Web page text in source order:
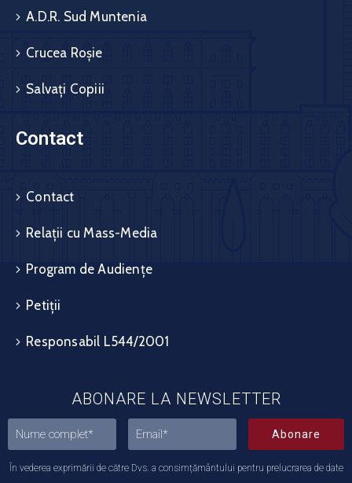
A.D.R. Sud Muntenia
Crucea Roșie
Salvați Copiii
Contact
Contact
Relații cu Mass-Media
Program de Audiențe
Petiții
Responsabil L544/2001
ABONARE LA NEWSLETTER
Abonare
În vederea exprimării de către Dvs. a consimțământului pentru prelucrarea de date